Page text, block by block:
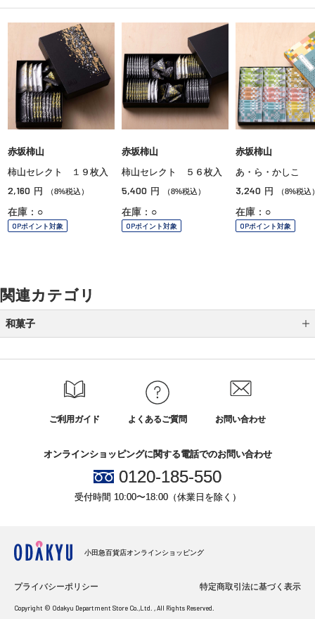
赤坂柿山
柿山セレクト １９枚入
2,160 円 （8%税込）
在庫：○
OPポイント対象
赤坂柿山
柿山セレクト ５６枚入
5,400 円 （8%税込）
在庫：○
OPポイント対象
赤坂柿山
あ・ら・かしこ
3,240 円 （8%税込
在庫：○
OPポイント対象
関連カテゴリ
和菓子
あんみつ
カステラ
ご利用ガイド よくあるご質問 お問い合わせ
オンラインショッピングに関する電話でのお問い合わせ
0120-185-550
受付時間 10:00〜18:00（休業日を除く）
小田急百貨店オンラインショッピング
プライバシーポリシー 特定商取引法に基づく表示
Copyright © Odakyu Department Store Co.,Ltd. , All Rights Reserved.